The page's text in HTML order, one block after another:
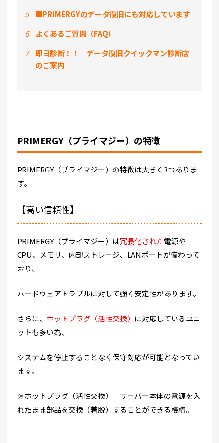
5
■PRIMERGYのデータ復旧にも対応しています
6
よくあるご質問（FAQ）
7
即日診断！！ データ復旧クイックマン診断店
のご案内
PRIMERGY（プライマジー）の特徴
PRIMERGY（プライマジー）の特徴は大きく3つありま
す。
【高い信頼性】
PRIMERGY（プライマジー）は冗長化された電源や
CPU、メモリ、内部ストレージ、LANポートが備わって
おり、
ハードウェアトラブルに対して強く安定性があります。
さらに、 ホットプラグ（活性交換） に対応しているユニ
ットも多い為、
システムを停止することなく保守対応が可能となってい
ます。
※ホットプラグ（活性交換） サーバー本体の電源を入
れたまま部品を交換（着脱）することができる機構。